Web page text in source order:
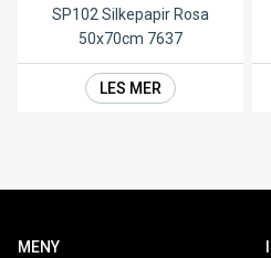
SP102 Silkepapir Rosa
50x70cm 7637
LES MER
MENY